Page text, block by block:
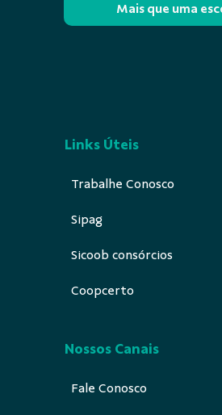
Mais que uma
Links Úteis
Trabalhe Conosco
Sipag
Sicoob consórcios
Coopcerto
Nossos Canais
Fale Conosco